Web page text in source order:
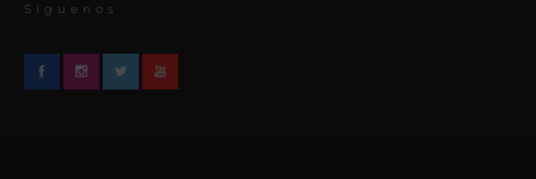
Síguenos